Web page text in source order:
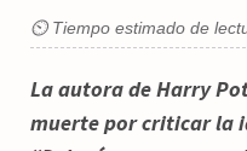
⏲ Tiempo estimado de
La autora de Harry
muerte por criticar la